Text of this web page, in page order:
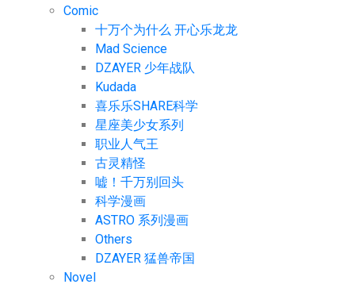
Comic
十万个为什么 开心乐龙龙
Mad Science
DZAYER 少年战队
Kudada
喜乐乐SHARE科学
星座美少女系列
职业人气王
古灵精怪
嘘！千万别回头
科学漫画
ASTRO 系列漫画
Others
DZAYER 猛兽帝国
Novel